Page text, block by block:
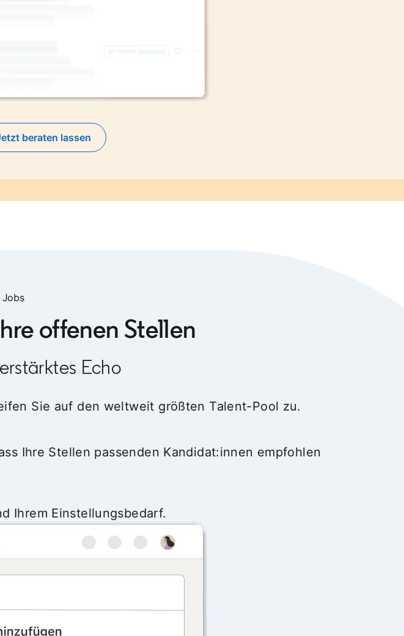
beraten lassen
Jobs
offenen Stellen
Echo
Sie auf den weltweit größten Talent-Pool zu.
Ihre Stellen passenden Kandidat:innen empfohlen
Ihrem Einstellungsbedarf.